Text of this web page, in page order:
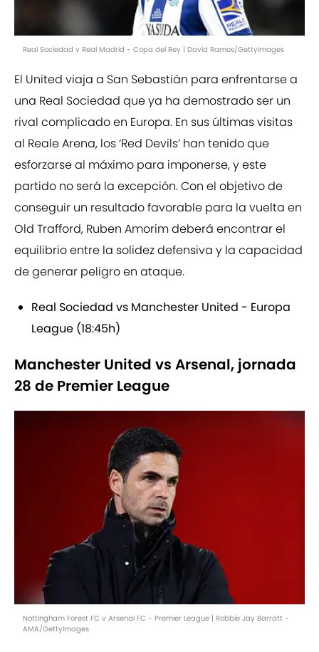
Real Sociedad v Real Madrid - Copa del Rey | David Ramos/GettyImages
El United viaja a San Sebastián para enfrentarse a
una Real Sociedad que ya ha demostrado ser un
rival complicado en Europa. En sus últimas visitas
al Reale Arena, los ‘Red Devils’ han tenido que
esforzarse al máximo para imponerse, y este
partido no será la excepción. Con el objetivo de
conseguir un resultado favorable para la vuelta en
Old Trafford, Ruben Amorim deberá encontrar el
equilibrio entre la solidez defensiva y la capacidad
de generar peligro en ataque.
Real Sociedad vs Manchester United - Europa
League (18:45h)
Manchester United vs Arsenal, jornada
28 de Premier League
Nottingham Forest FC v Arsenal FC - Premier League | Robbie Jay Barratt -
AMA/GettyImages